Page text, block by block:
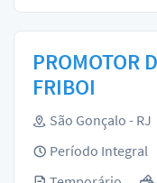
PROMOTOR
FRIBOI
São Gonçalo - RJ
Período Integral